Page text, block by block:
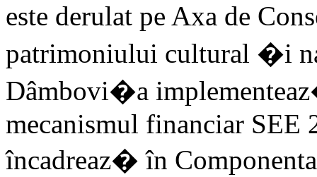
este derulat pe Axa de
patrimoniului cultural �i
Dâmbovi�a
mecanismul financiar SEE
încadreaz� în